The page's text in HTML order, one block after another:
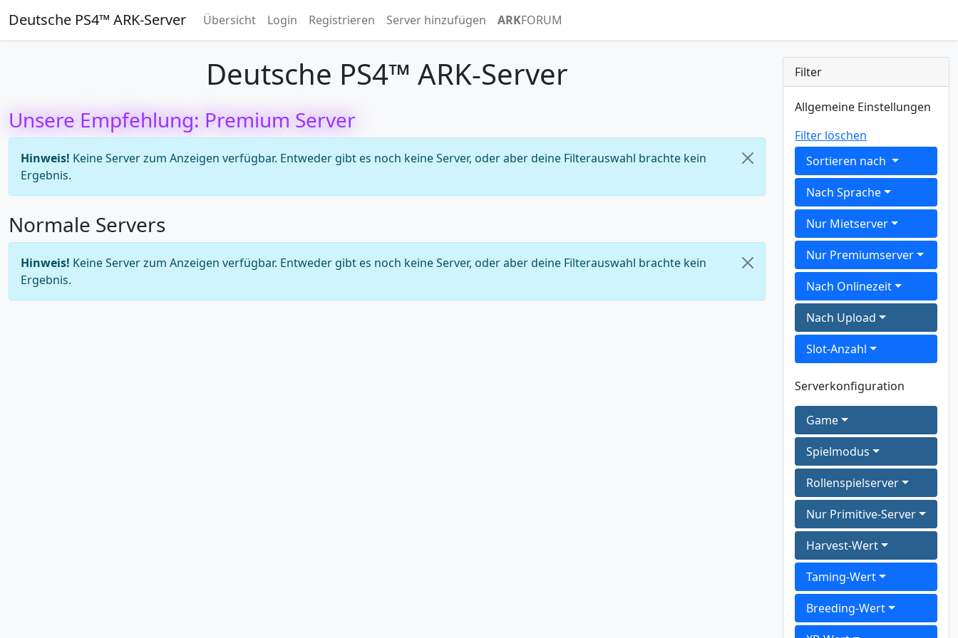
Deutsche PS4™ ARK-Server Übersicht Login Registrieren Server hinzufügen ARKFORUM
Deutsche PS4™ ARK-Server
Unsere Empfehlung: Premium Server
Hinweis! Keine Server zum Anzeigen verfügbar. Entweder gibt es noch keine Server, oder aber deine Filterauswahl brachte kein
Ergebnis.
Normale Servers
Hinweis! Keine Server zum Anzeigen verfügbar. Entweder gibt es noch keine Server, oder aber deine Filterauswahl brachte kein
Ergebnis.
Filter
Allgemeine Einstellungen
Filter löschen
Sortieren nach
Nach Sprache
Nur Mietserver
Nur Premiumserver
Nach Onlinezeit
Nach Upload
Slot-Anzahl
Serverkonfiguration
Game
Spielmodus
Rollenspielserver
Nur Primitive-Server
Harvest-Wert
Taming-Wert
Breeding-Wert